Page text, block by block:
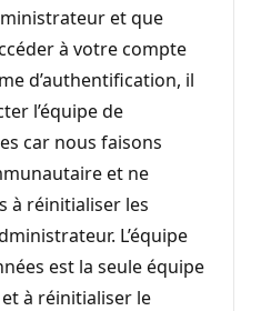
et que
à votre compte
d’authentification, il
l’équipe de
car nous faisons
et ne
à réinitialiser les
L’équipe
est la seule équipe
à réinitialiser le